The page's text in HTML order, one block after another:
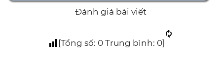
Đánh giá bài viết
[Tổng số: 0 Trung bình: 0]